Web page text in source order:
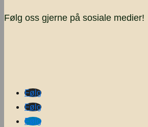
Følg oss gjerne på sosiale medier!
Følg
Følg
Følg